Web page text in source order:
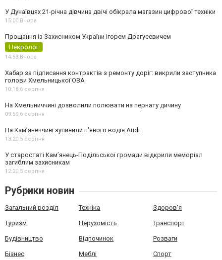
У Дунаївцях 21-річна дівчина двічі обікрала магазин цифрової техніки
15:00, Вчора
Прощання із Захисником України Ігорем Драгусевичем
Некролог
14:53, Вчора
Хабар за підписання контрактів з ремонту доріг: викрили заступника
голови Хмельницької ОВА
10:18,6 серпня
На Хмельниччині дозволили полювати на пернату дичину
09:59,6 серпня
На Камʼянеччині зупинили п'яного водія Audi
13:20,5 серпня
У старостаті Кам’янець-Подільської громади відкрили меморіал
загиблим захисникам
12:20,5 серпня
Рубрики новин
Загальний розділ Техніка Здоров'я
Туризм Нерухомість Транспорт
Будівництво Відпочинок Розваги
Бізнес Меблі Спорт